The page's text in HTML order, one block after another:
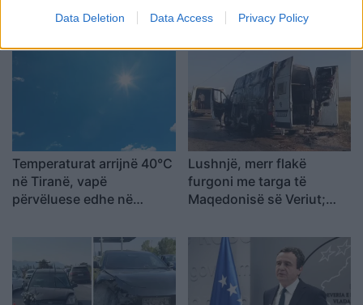
Data Deletion Data Access Privacy Policy
Shqipëri, ambasada: Do të
Trump për NATO-n dhe
shenjat më me fat
Temperaturat arrijnë 40°C
në Tiranë, vapë
përvëluese edhe në
parashikimi për sot
Lushnjë, merr flakë
furgoni me targa të
Maqedonisë së Veriut;